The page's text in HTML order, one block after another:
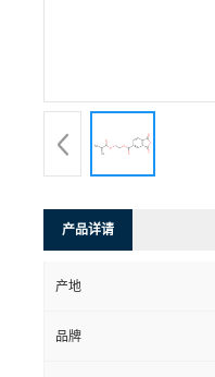
产品详请
产地
品牌